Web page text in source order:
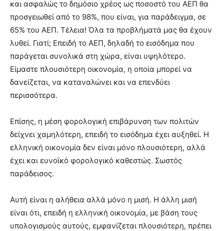
και ασφαλώς το δημόσιο χρέος ως ποσοστό του ΑΕΠ θα
προσγειωθεί από το 98%, που είναι, για παράδειγμα, σε
65% του ΑΕΠ. Τέλεια! Όλα τα προβλήματά μας θα έχουν
λυθεί. Γιατί; Επειδή το ΑΕΠ, δηλαδή το εισόδημα που
παράγεται συνολικά στη χώρα, είναι υψηλότερο.
Είμαστε πλουσιότερη οικονομία, η οποία μπορεί να
δανείζεται, να καταναλώνει και να επενδύει
περισσότερα.
Επίσης, η μέση φορολογική επιβάρυνση των πολιτών
δείχνει χαμηλότερη, επειδή το εισόδημα έχει αυξηθεί. Η
ελληνική οικονομία δεν είναι μόνο πλουσιότερη, αλλά
έχει και ευνοϊκό φορολογικό καθεστώς. Σωστός
παράδεισος.
Αυτή είναι η αλήθεια αλλά μόνο η μισή. Η άλλη μισή
είναι ότι, επειδή η ελληνική οικονομία, με βάση τους
υπολογισμούς αυτούς, εμφανίζεται πλουσιότερη, πρέπει